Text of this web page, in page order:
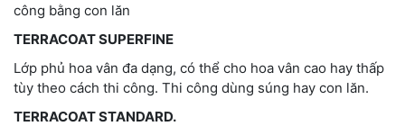
công bằng con lăn
TERRACOAT SUPERFINE
Lớp phủ hoa vân đa dạng, có thể cho hoa vân cao hay thấp
tùy theo cách thi công. Thi công dùng súng hay con lăn.
TERRACOAT STANDARD.